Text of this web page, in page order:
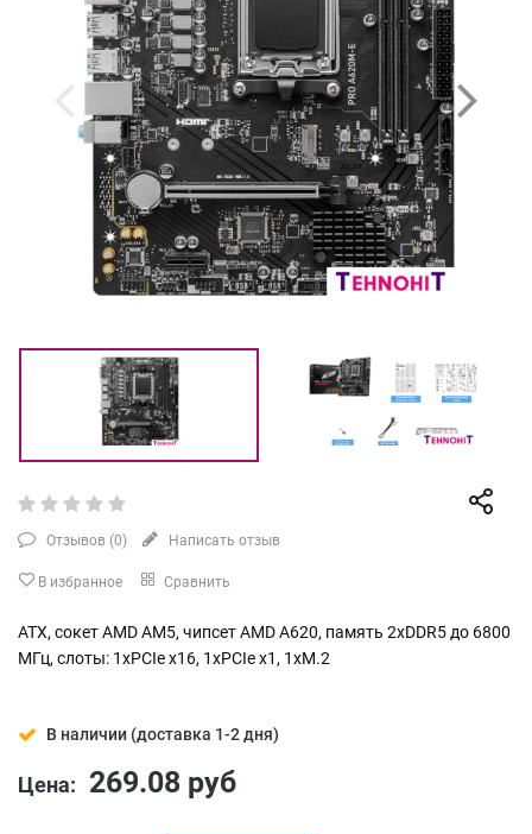
Отзывов (0) Написать отзыв
В избранное Сравнить
ATX, сокет AMD AM5, чипсет AMD A620, память 2xDDR5 до 6800
МГц, слоты: 1xPCIe x16, 1xPCIe x1, 1xM.2
В наличии (доставка 1-2 дня)
Цена: 269.08 руб